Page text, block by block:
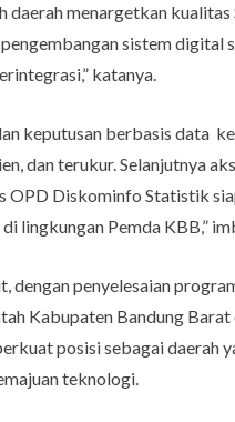
daerah menargetkan kualitas
sistem digital
katanya.
keputusan berbasis data
dan terukur. Selanjutnya
OPD Diskominfo Statistik
lingkungan Pemda KBB,”
dengan penyelesaian
Kabupaten Bandung
posisi sebagai daerah
teknologi.